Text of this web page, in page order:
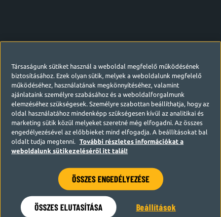
Hamarosan visszatérünk
Társaságunk sütiket használ a weboldal megfelelő működésének
biztosításához. Ezek olyan sütik, melyek a weboldalunk megfelelő
működéséhez, használatának megkönnyítéséhez, valamint
ajánlataink személyre szabásához és a weboldalforgalmunk
elemzéséhez szükségesek. Személyre szabottan beállíthatja, hogy az
oldal használatához mindenképp szükségesen kívül az analitikai és
marketing sütik közül melyeket szeretné még elfogadni. Az összes
engedélyezésével az előbbieket mind elfogadja. A beállításokat bal
oldalt tudja megtenni.
További részletes információkat a
weboldalunk sütikezeléséről itt talál!
ÖSSZES ENGEDÉLYEZÉSE
ÖSSZES ELUTASÍTÁSA Beállítások